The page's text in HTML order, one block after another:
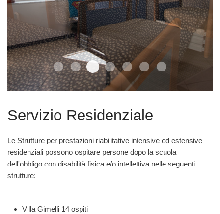
Servizi Residenziali1
Servizi Residenziali2
Servizi Residenziali6
Servizi Residenziali7
Servizi Residenziali3
Servizi Residenziali4
Servizio Residenziale
Le Strutture per prestazioni riabilitative intensive ed estensive
residenziali possono ospitare persone dopo la scuola
dell'obbligo con disabilità fisica e/o intellettiva nelle seguenti
strutture:
Villa Gimelli 14 ospiti